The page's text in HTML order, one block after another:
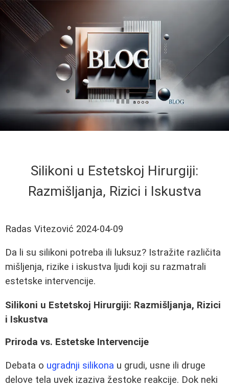
Silikoni u Estetskoj Hirurgiji:
Razmišljanja, Rizici i Iskustva
Radas Vitezović 2024-04-09
Da li su silikoni potreba ili luksuz? Istražite različita
mišljenja, rizike i iskustva ljudi koji su razmatrali
estetske intervencije.
Silikoni u Estetskoj Hirurgiji: Razmišljanja, Rizici
i Iskustva
Priroda vs. Estetske Intervencije
Debata o ugradnji silikona u grudi, usne ili druge
delove tela uvek izaziva žestoke reakcije. Dok neki